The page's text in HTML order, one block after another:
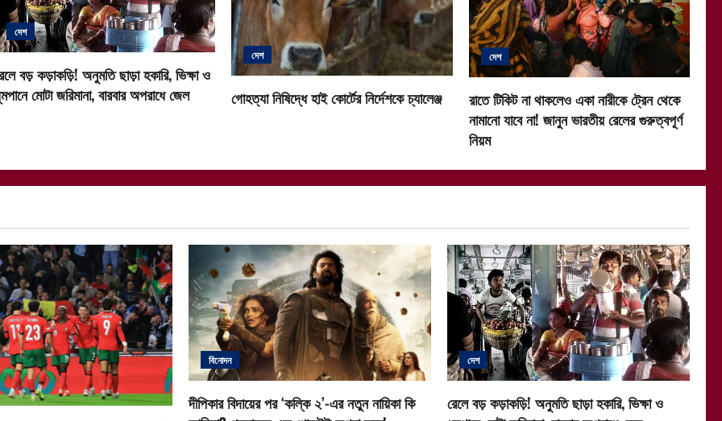
দেশ
বড় কড়াকড়ি! অনুমতি ছাড়া হকারি, ভিক্ষা ও
মোটা জরিমানা, বারবার অপরাধে জেল
দেশ
গোহত্যা নিষিদ্ধে হাই কোর্টের নির্দেশকে চ্যালেঞ্জ
দেশ
রাতে টিকিট না থাকলেও একা নারীকে ট্রেন থেকে
নামানো যাবে না! জানুন ভারতীয় রেলের গুরুত্বপূর্ণ
নিয়ম
বিনোদন
দীপিকার বিদায়ের পর ‘কল্কি ২’-এর নতুন নায়িকা কি
দেশ
রেলে বড় কড়াকড়ি! অনুমতি ছাড়া হকারি, ভিক্ষা ও